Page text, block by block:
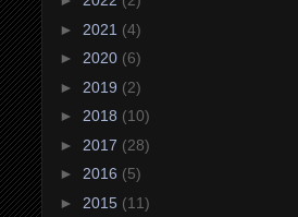
► 2021 (4)
► 2020 (6)
► 2019 (2)
► 2018 (10)
► 2017 (28)
► 2016 (5)
► 2015 (11)